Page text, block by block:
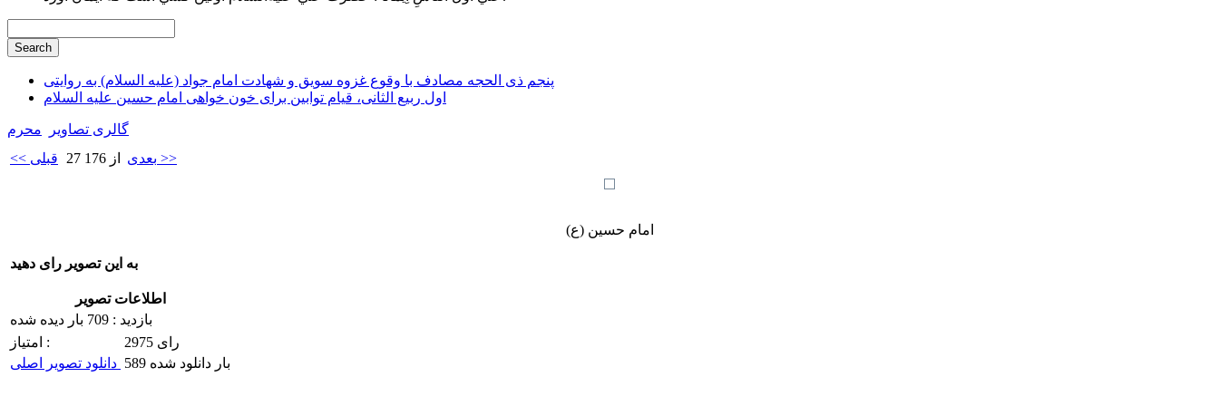
پنجم ذی الحجه مصادف با وقوع غزوه سویق و شهادت امام جواد (علیه السلام) به روایتی
اول ربیع الثانی، قیام توابین برای خون خواهی امام حسین علیه السلام
گالری تصاویر
محرم
<< قبلی
27 از 176 بعدی >>
امام حسین (ع)
اطلاعات تصویر
بازدید : 709 بار دیده شده
امتیاز :
2975 رای